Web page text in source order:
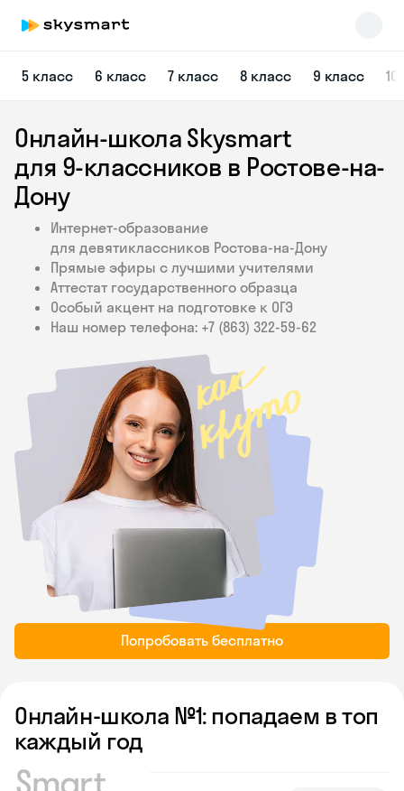
5 класс 6 класс 7 класс 8 класс 9 класс
Онлайн-школа Skysmart
для 9‑классников в Ростове-на-
Дону
Интернет-образование
для девятиклассников Ростова-на-Дону
Прямые эфиры с лучшими учителями
Аттестат государственного образца
Особый акцент на подготовке к ОГЭ
Наш номер телефона: +7 (863) 322‑59‑62
Попробовать бесплатно
Онлайн-школа №1: попадаем в топ
каждый год
Skysmart Chat
online